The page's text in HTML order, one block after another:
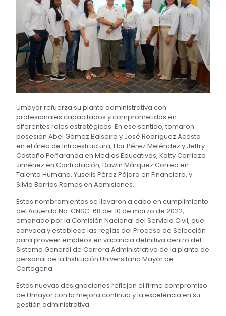
Umayor refuerza su planta administrativa con
profesionales capacitados y comprometidos en
diferentes roles estratégicos. En ese sentido, tomaron
posesión Abel Gómez Balseiro y José Rodríguez Acosta
en el área de Infraestructura, Flor Pérez Meléndez y Jeffry
Castaño Peñaranda en Medios Educativos, Katty Carriazo
Jiménez en Contratación, Dawin Márquez Correa en
Talento Humano, Yuselis Pérez Pájaro en Financiera, y
Silvia Barrios Ramos en Admisiones.
Estos nombramientos se llevaron a cabo en cumplimiento
del Acuerdo No. CNSC-68 del 10 de marzo de 2022,
emanado por la Comisión Nacional del Servicio Civil, que
convoca y establece las reglas del Proceso de Selección
para proveer empleos en vacancia definitiva dentro del
Sistema General de Carrera Administrativa de la planta de
personal de la Institución Universitaria Mayor de
Cartagena.
Estas nuevas designaciones reflejan el firme compromiso
de Umayor con la mejora continua y la excelencia en su
gestión administrativa.